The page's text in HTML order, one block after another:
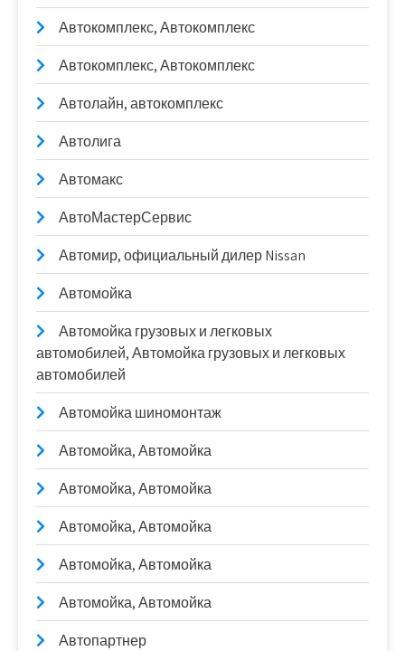
Автокомплекс, Автокомплекс
Автокомплекс, Автокомплекс
Автолайн, автокомплекс
Автолига
Автомакс
АвтоМастерСервис
Автомир, официальный дилер Nissan
Автомойка
Автомойка грузовых и легковых
автомобилей, Автомойка грузовых и легковых
автомобилей
Автомойка шиномонтаж
Автомойка, Автомойка
Автомойка, Автомойка
Автомойка, Автомойка
Автомойка, Автомойка
Автомойка, Автомойка
Автопартнер